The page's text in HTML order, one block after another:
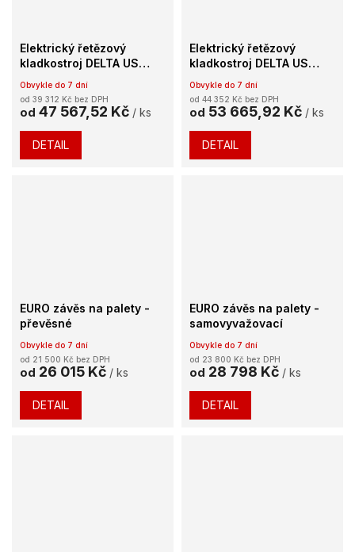
Elektrický řetězový
kladkostroj DELTA US
230V 1t/24 V
Obvykle do 7 dní
od 39 312 Kč bez DPH
od 47 567,52 Kč / ks
DETAIL
Elektrický řetězový
kladkostroj DELTA US
230V 2t/24 V
Obvykle do 7 dní
od 44 352 Kč bez DPH
od 53 665,92 Kč / ks
DETAIL
EURO závěs na palety -
převěsné
Obvykle do 7 dní
od 21 500 Kč bez DPH
od 26 015 Kč / ks
DETAIL
EURO závěs na palety -
samovyvažovací
Obvykle do 7 dní
od 23 800 Kč bez DPH
od 28 798 Kč / ks
DETAIL